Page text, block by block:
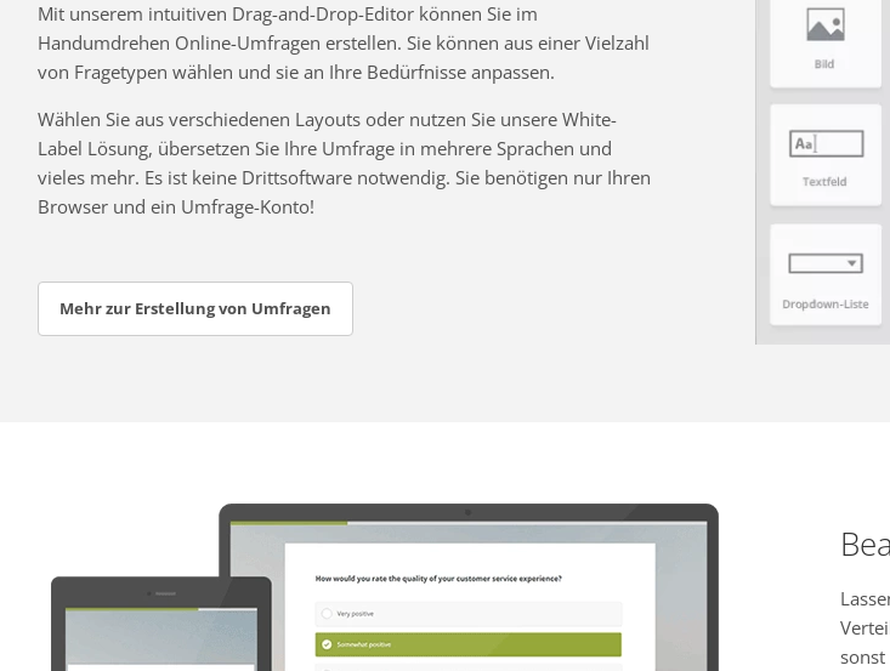
Mit unserem intuitiven Drag-and-Drop-Editor können Sie im
Handumdrehen Online-Umfragen erstellen. Sie können aus einer Vielzahl
von Fragetypen wählen und sie an Ihre Bedürfnisse anpassen.
Wählen Sie aus verschiedenen Layouts oder nutzen Sie unsere White-
Label Lösung, übersetzen Sie Ihre Umfrage in mehrere Sprachen und
vieles mehr. Es ist keine Drittsoftware notwendig. Sie benötigen nur Ihren
Browser und ein Umfrage-Konto!
Mehr zur Erstellung von Umfragen
sonst